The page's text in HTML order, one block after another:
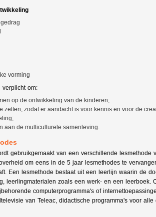
vorming
verplicht om:
op de ontwikkeling van de kinderen;
zetten, zodat er aandacht is voor kennis en voor de
aan de multiculturele samenleving.
gebruikgemaakt van een verschillende lesmethode
om eens in de 5 jaar lesmethodes te
Een lesmethode bestaat uit een leerlijn waarin de
leerlingmaterialen zoals een werk- en een leerboek.
computerprogramma's of
van Teleac, didactische programma's voor